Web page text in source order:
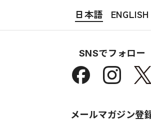
日本語 ENGLISH
SNSでフォロー
メールマガジン登